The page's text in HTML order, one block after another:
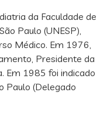
da Faculdade de
Paulo (UNESP),
Médico. Em 1976,
Presidente da
Em 1985 foi indicado
Paulo (Delegado